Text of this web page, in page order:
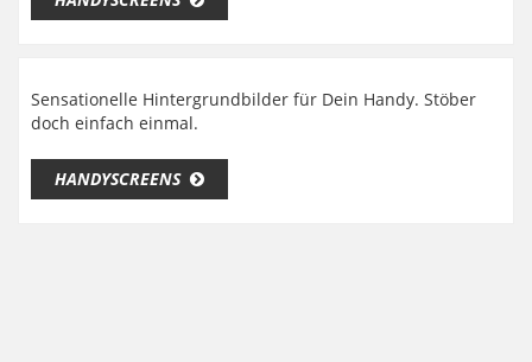
Sensationelle Hintergrundbilder für Dein Handy. Stöber
doch einfach einmal.
HANDYSCREENS